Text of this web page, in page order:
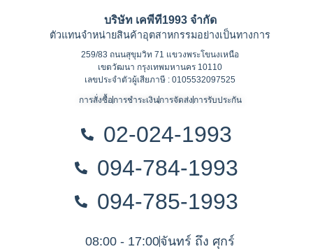
บริษัท เคพีที1993 จำกัด
ตัวแทนจำหน่ายสินค้าอุตสาหกรรมอย่างเป็นทางการ
259/83 ถนนสุขุมวิท 71 แขวงพระโขนงเหนือ
เขตวัฒนา กรุงเทพมหานคร 10110
เลขประจำตัวผู้เสียภาษี : 0105532097525
การสั่งซื้อการชำระเงินการจัดส่ง การรับประกัน
02-024-1993
094-784-1993
094-785-1993
08:00 - 17:00จันทร์ ถึง ศุกร์